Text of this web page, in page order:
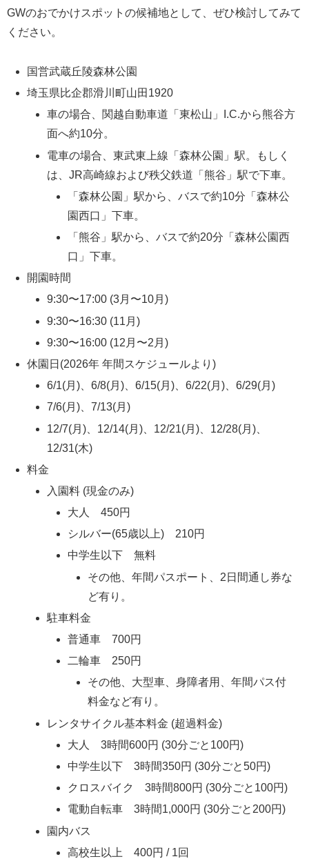
GWのおでかけスポットの候補地として、ぜひ検討してみて
ください。
国営武蔵丘陵森林公園
埼玉県比企郡滑川町山田1920
車の場合、関越自動車道「東松山」I.C.から熊谷方
面へ約10分。
電車の場合、東武東上線「森林公園」駅。もしく
は、JR高崎線および秩父鉄道「熊谷」駅で下車。
「森林公園」駅から、バスで約10分「森林公
園西口」下車。
「熊谷」駅から、バスで約20分「森林公園西
口」下車。
開園時間
9:30〜17:00 (3月〜10月)
9:30〜16:30 (11月)
9:30〜16:00 (12月〜2月)
休園日(2026年 年間スケジュールより)
6/1(月)、6/8(月)、6/15(月)、6/22(月)、6/29(月)
7/6(月)、7/13(月)
12/7(月)、12/14(月)、12/21(月)、12/28(月)、
12/31(木)
料金
入園料 (現金のみ)
大人 450円
シルバー(65歳以上) 210円
中学生以下 無料
その他、年間パスポート、2日間通し券な
ど有り。
駐車料金
普通車 700円
二輪車 250円
その他、大型車、身障者用、年間パス付
料金など有り。
レンタサイクル基本料金 (超過料金)
大人 3時間600円 (30分ごと100円)
中学生以下 3時間350円 (30分ごと50円)
クロスバイク 3時間800円 (30分ごと100円)
電動自転車 3時間1,000円 (30分ごと200円)
園内バス
高校生以上 400円 / 1回